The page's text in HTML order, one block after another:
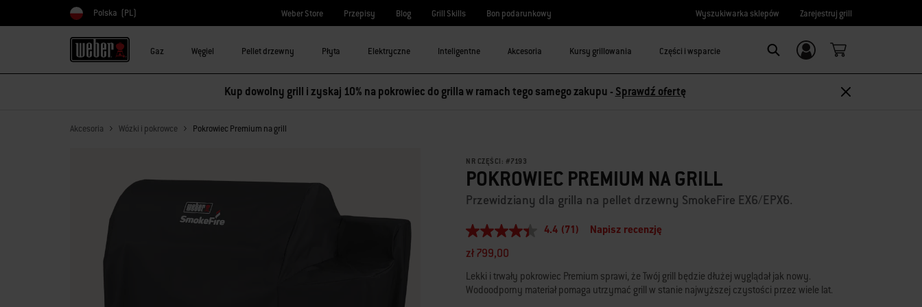
Wybierz kraj
Polska (PL) Weber Store Przepisy Blog Grill Skills Bon podarunkowy Wyszukiwarka sklepów Zarejestruj grill
Gaz Węgiel Pellet drzewny Płyta Elektryczne Inteligentne Akcesoria Kursy grillowania Części i wsparcie
Logowanie/
rejestracja
Kup dowolny grill i zyskaj 10% na pokrowiec do grilla w ramach tego samego zakupu - Sprawdź ofertę
Akcesoria Wózki i pokrowce Pokrowiec Premium na grill
NR CZĘŚCI: #7193
POKROWIEC PREMIUM NA GRILL
Przewidziany dla grilla na pellet drzewny SmokeFire EX6/EPX6.
4.4
5
średnia
wartość
4.4 (71) Napisz recenzję
zł 799,00
Lekki i trwały pokrowiec Premium sprawi, że Twój grill będzie dłużej wyglądał jak nowy.
Wodoodporny materiał pomaga utrzymać grill w stanie najwyższej czystości przez wiele lat.